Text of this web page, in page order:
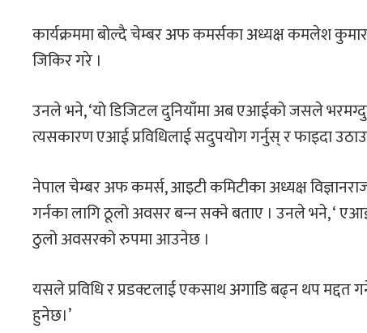
कार्यक्रममा बोल्दै चेम्बर अफ कमर्सका अध्यक्ष कमलेश
जिकिर गरे ।
उनले भने, ‘यो डिजिटल दुनियाँमा अब एआईको जसले
त्यसकारण एआई प्रविधिलाई सदुपयोग गर्नुस् र फाइदा
नेपाल चेम्बर अफ कमर्स, आइटी कमिटीका अध्यक्ष
गर्नका लागि ठूलो अवसर बन्‍न सक्‍ने बताए । उनले भने, ‘
ठुलो अवसरको रुपमा आउनेछ ।
यसले प्रविधि र प्रडक्टलाई एकसाथ अगाडि बढ्न थप मद्दत
हुनेछ।’